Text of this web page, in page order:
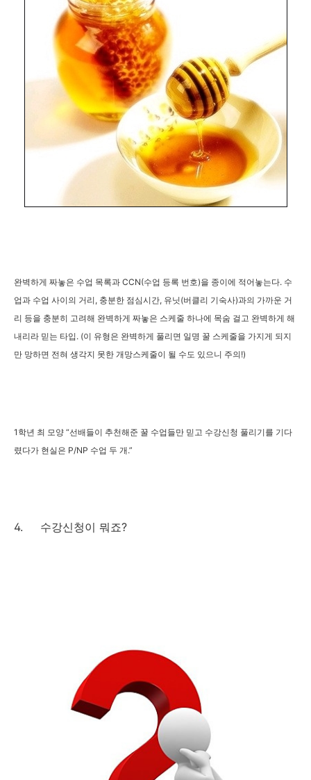
완벽하게 짜놓은 수업 목록과 CCN(수업 등록 번호)을 종이에 적어놓는다. 수
업과 수업 사이의 거리, 충분한 점심시간, 유닛(버클리 기숙사)과의 가까운 거
리 등을 충분히 고려해 완벽하게 짜놓은 스케줄 하나에 목숨 걸고 완벽하게 해
내리라 믿는 타입. (이 유형은 완벽하게 풀리면 일명 꿀 스케줄을 가지게 되지
만 망하면 전혀 생각지 못한 개망스케줄이 될 수도 있으니 주의!)
1학년 최 모양 “선배들이 추천해준 꿀 수업들만 믿고 수강신청 풀리기를 기다
렸다가 현실은 P/NP 수업 두 개.”
4. 수강신청이 뭐죠?